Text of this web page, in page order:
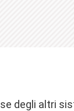
degli altri